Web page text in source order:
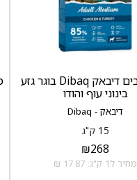
דיבאק - Dibaq
מזון כלבים דיבאק Dibaq בוגר גזע
בינוני עוף והודו
15 ק"ג
₪268
מחיר ל1 ק"ג: 17.87 ₪